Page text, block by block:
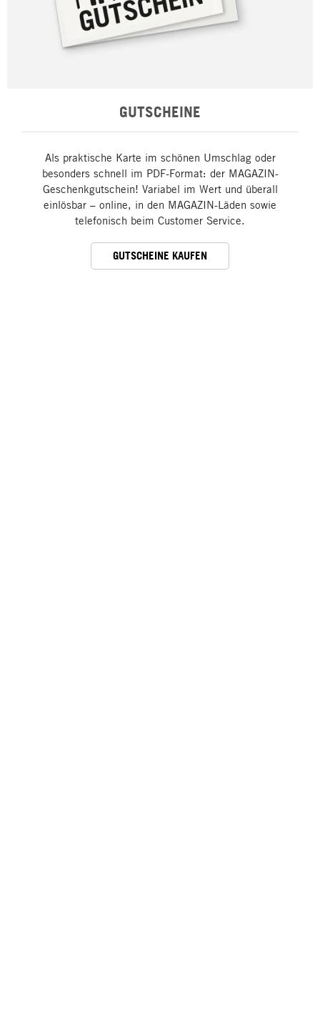
GUTSCHEINE
Als praktische Karte im schönen Umschlag oder
besonders schnell im PDF-Format: der MAGAZIN-
Geschenkgutschein! Variabel im Wert und überall
einlösbar – online, in den MAGAZIN-Läden sowie
telefonisch beim Customer Service.
GUTSCHEINE KAUFEN